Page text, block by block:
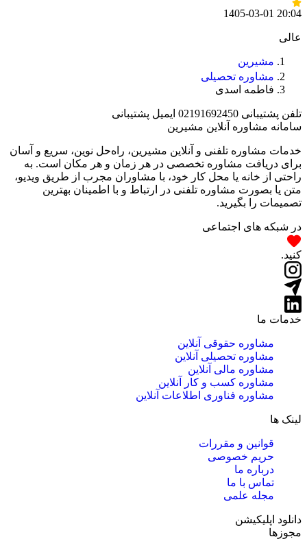
1405-03-01 20:04
عالی
مشیرین
مشاوره تحصیلی
فاطمه اسدی
تلفن پشتیبانی 02191692450 ایمیل پشتیبانی
سامانه مشاوره آنلاین مشیرین
خدمات مشاوره تلفنی و آنلاین مشیرین، راه‌‌حل نوین، سریع و آسان
برای دریافت مشاوره تخصصی در هر زمان و هر مکان است. به
راحتی از خانه یا محل کار خود، با مشاوران مجرب از طریق ویدیو،
متن یا بصورت مشاوره تلفنی در ارتباط و با اطمینان بهترین
تصمیمات را بگیرید.
در شبکه های اجتماعی
کنید.
خدمات ما
مشاوره حقوقی آنلاین
مشاوره تحصیلی آنلاین
مشاوره مالی آنلاین
مشاوره کسب و کار آنلاین
مشاوره فناوری اطلاعات آنلاین
لینک ها
قوانین و مقررات
حریم خصوصی
درباره ما
تماس با ما
مجله علمی
دانلود اپلیکیشن
مجوزها